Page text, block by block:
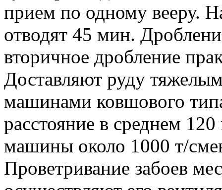
прием по одному вееру.
отводят 45 мин.
вторичное дробление
Доставляют руду
машинами ковшового
расстояние в среднем
машины около 1000 т/
Проветривание забоев